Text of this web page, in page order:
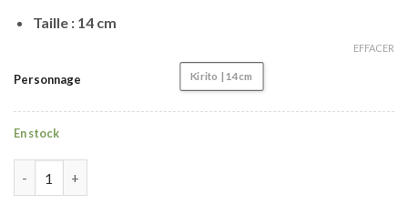
Taille : 14 cm
Personnage Kirito | 14 cm
EFFACER
En stock